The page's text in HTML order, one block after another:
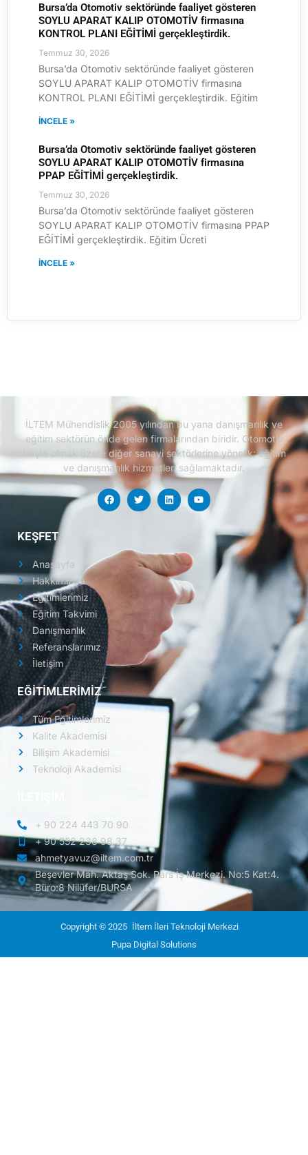
Bursa’da Otomotiv sektöründe faaliyet gösteren
SOYLU APARAT KALIP OTOMOTİV firmasına
KONTROL PLANI EĞİTİMİ gerçekleştirdik.
Temmuz 30, 2026
Bursa’da Otomotiv sektöründe faaliyet gösteren
SOYLU APARAT KALIP OTOMOTİV firmasına
KONTROL PLANI EĞİTİMİ gerçekleştirdik. Eğitim
İNCELE »
Bursa’da Otomotiv sektöründe faaliyet gösteren
SOYLU APARAT KALIP OTOMOTİV firmasına
PPAP EĞİTİMİ gerçekleştirdik.
Temmuz 30, 2026
Bursa’da Otomotiv sektöründe faaliyet gösteren
SOYLU APARAT KALIP OTOMOTİV firmasına PPAP
EĞİTİMİ gerçekleştirdik. Eğitim Ücreti
İNCELE »
İLTEM Mühendislik 2005 yılından bu yana danışmanlık ve
eğitim sektörün önde gelen firmalarından biridir. Otomotiv
başta olmak üzere diğer sanayi sektörlerine yönelik; eğitim
ve danışmanlık hizmetleri sağlamaktadır.
KEŞFET
Anasayfa
Hakkımızda
Eğitimlerimiz
Eğitim Takvimi
Danışmanlık
Referanslarımız
İletişim
EĞİTİMLERİMİZ
Tüm Eğitimlerimiz
Kalite Akademisi
Bilişim Akademisi
Teknoloji Akademisi
+ 90 224 443 70 90
+ 90 552 238 98 37
ahmetyavuz@iltem.com.tr
Beşevler Mah. Aktaş Sok. Pars İş Merkezi. No:5 Kat:4.
Büro:8 Nilüfer/BURSA
Copyright © 2025 İltem İleri Teknoloji Merkezi
Pupa Digital Solutions